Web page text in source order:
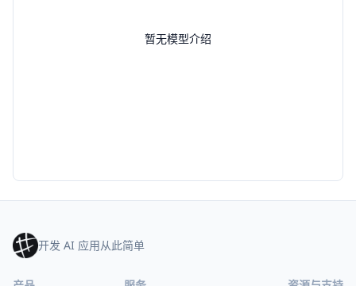
暂无模型介绍
开发 AI 应用从此简单